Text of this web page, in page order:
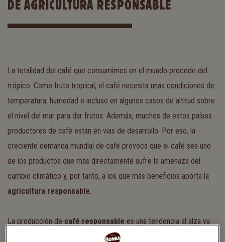
DE AGRICULTURA RESPONSABLE
La totalidad del café que consumimos en el mundo procede del
trópico. Como fruto tropical, el café necesita unas condiciones de
temperatura, humedad e incluso en algunos casos de altitud sobre
el nivel del mar para dar frutos. Además, muchos de estos países
productores de café están en vías de desarrollo. Por eso, la
creciente demanda mundial de café provoca que el café sea uno
de los productos que más directamente sufre la amenaza del
cambio climático y, por tanto, a los que más beneficios aporta la
agricultura responsable.
La producción de café responsable es una tendencia al alza ya
que aporta beneficios tanto para el medio ambiente y el